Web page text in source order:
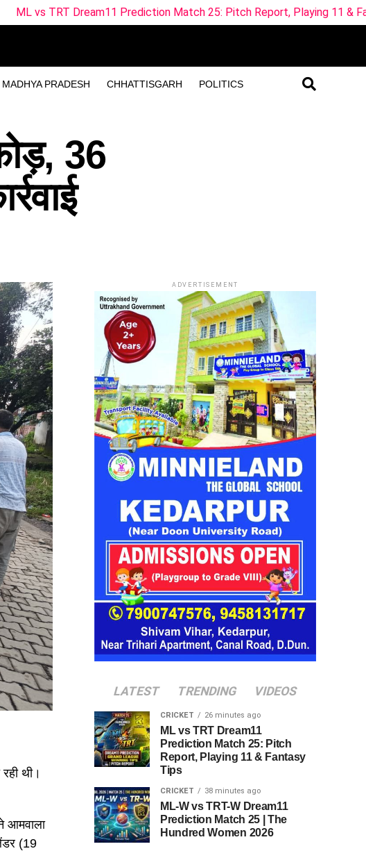
MADHYA PRADESH CHHATTISGARH POLITICS
Prediction Match 25: Pitch Report, Playing 11 & Fantasy Tips
36
थी।
आमवाला
(19
ADVERTISEMENT
LATEST TRENDING VIDEOS
CRICKET 26 minutes ago
ML vs TRT Dream11
Prediction Match 25: Pitch
Report, Playing 11 & Fantasy
Tips
CRICKET 38 minutes ago
ML-W vs TRT-W Dream11
Prediction Match 25 | The
Hundred Women 2026